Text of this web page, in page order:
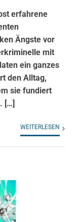
erfahrene
Ängste vor
mit
ein ganzes
den Alltag,
sie fundiert
[…]
WEITERLESEN